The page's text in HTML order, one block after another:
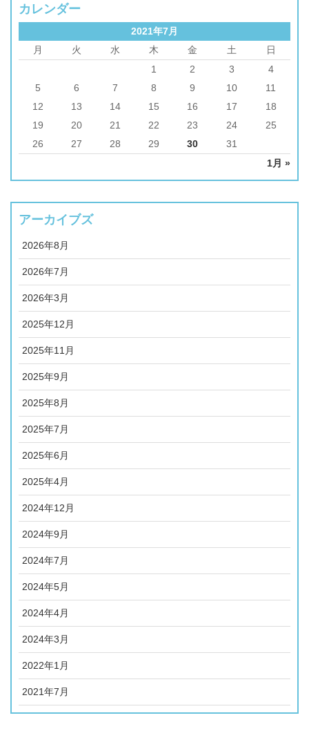
カレンダー
2021年7月
月
火 水 木 金 土 日
1月 »
1 2 3
4
5
6 7 8 9 10
11
12
13 14 15 16 17
18
19
20 21 22 23 24
25
26
27 28 29 30 31
アーカイブズ
2026年8月
2026年7月
2026年3月
2025年12月
2025年11月
2025年9月
2025年8月
2025年7月
2025年6月
2025年4月
2024年12月
2024年9月
2024年7月
2024年5月
2024年4月
2024年3月
2022年1月
2021年7月